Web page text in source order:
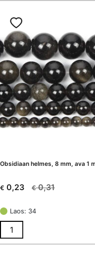
Obsidiaan helmes, 8 mm, ava 1
€0,31
Algne
oli:
€ 0,31.
€ 0,23
Current
is:
€ 0,23.
Laos: 34